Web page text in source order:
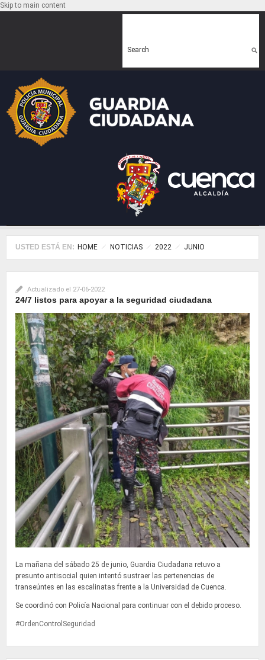
Skip to main content
Search
USTED ESTÁ EN: HOME NOTICIAS 2022 JUNIO
Actualizado el 27-06-2022
24/7 listos para apoyar a la seguridad ciudadana
La mañana del sábado 25 de junio, Guardia Ciudadana retuvo a
presunto antisocial quien intentó sustraer las pertenencias de
transeúntes en las escalinatas frente a la Universidad de Cuenca.
Se coordinó con Policía Nacional para continuar con el debido proceso.
#OrdenControlSeguridad